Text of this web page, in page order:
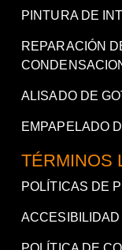
PINTURA DE
REPARACIÓN
ALISADO DE
EMPAPELADO
TÉRMINOS
POLÍTICAS DE
ACCESIBILIDAD